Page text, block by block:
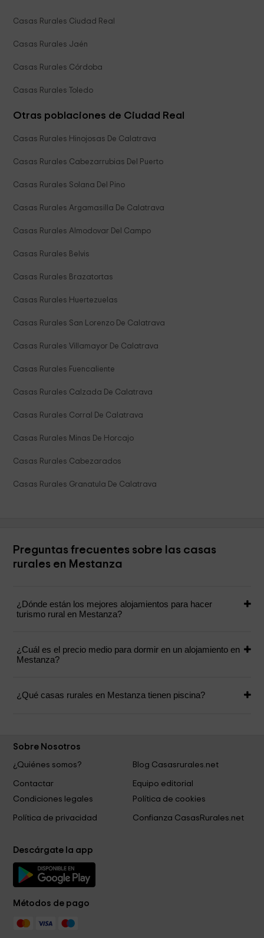
Casas Rurales Ciudad Real
Casas Rurales Jaén
Casas Rurales Córdoba
Casas Rurales Toledo
Otras poblaciones de Ciudad Real
Casas Rurales Hinojosas De Calatrava
Casas Rurales Cabezarrubias Del Puerto
Casas Rurales Solana Del Pino
Casas Rurales Argamasilla De Calatrava
Casas Rurales Almodovar Del Campo
Casas Rurales Belvis
Casas Rurales Brazatortas
Casas Rurales Huertezuelas
Casas Rurales San Lorenzo De Calatrava
Casas Rurales Villamayor De Calatrava
Casas Rurales Fuencaliente
Casas Rurales Calzada De Calatrava
Casas Rurales Corral De Calatrava
Casas Rurales Minas De Horcajo
Casas Rurales Cabezarados
Casas Rurales Granatula De Calatrava
Preguntas frecuentes sobre las casas
rurales en Mestanza
¿Dónde están los mejores alojamientos para hacer
turismo rural en Mestanza?
¿Cuál es el precio medio para dormir en un alojamiento en
Mestanza?
¿Qué casas rurales en Mestanza tienen piscina?
Sobre Nosotros
¿Quiénes somos?
Blog Casasrurales.net
Contactar
Equipo editorial
Condiciones legales
Política de cookies
Política de privacidad Confianza CasasRurales.net
Descárgate la app
Métodos de pago